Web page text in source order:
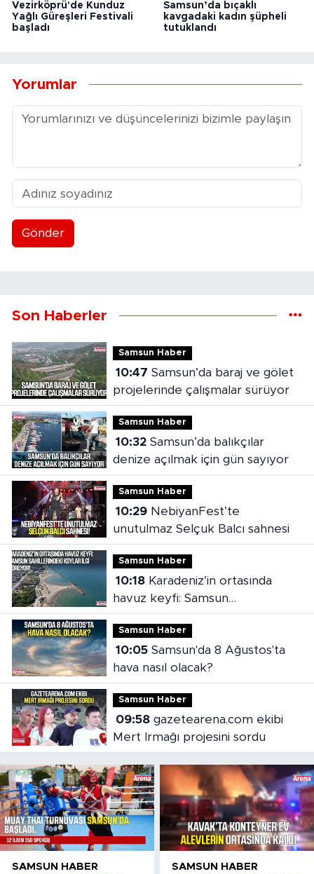
Vezirköprü'de Kunduz
Yağlı Güreşleri Festivali
başladı
Samsun’da bıçaklı
kavgadaki kadın şüpheli
tutuklandı
Yorumlar
Gönder
Son Haberler
Samsun Haber
10:47
projelerinde çalışmalar sürüyor
Samsun Haber
10:32Samsun’da balıkçılar
denize açılmak için gün sayıyor
Samsun Haber
10:29NebiyanFest’te
unutulmaz Selçuk Balcı sahnesi
Samsun Haber
10:18Karadeniz’in ortasında
havuz keyfi: Samsun
sahillerindeki koylar ilgi görüyor
Samsun Haber
10:05Samsun'da 8 Ağustos'ta
hava nasıl olacak?
Samsun Haber
09:58gazetearena.com ekibi
Mert Irmağı projesini sordu
SAMSUN HABER SAMSUN HABER